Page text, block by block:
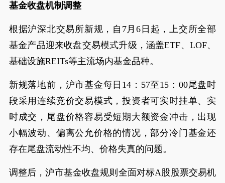
基金收盘机制调整
根据沪深北交易所新规，自7月6日起，上交所全部
基金产品迎来收盘交易模式升级，涵盖ETF、LOF、
基础设施REITs等主流场内基金品种。
新规落地前，沪市基金每日14：57至15：00尾盘时
段采用连续竞价交易模式，投资者可实时挂单、实
时成交，尾盘价格容易受短期大额资金冲击，出现
小幅波动、偏离公允价格的情况，部分冷门基金还
存在尾盘流动性不均、价格失真的问题。
调整后，沪市基金收盘规则全面对标A股股票交易机